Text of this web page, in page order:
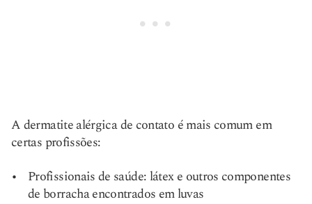
A dermatite alérgica de contato é mais comum em
certas profissões:
Profissionais de saúde: látex e outros componentes
de borracha encontrados em luvas